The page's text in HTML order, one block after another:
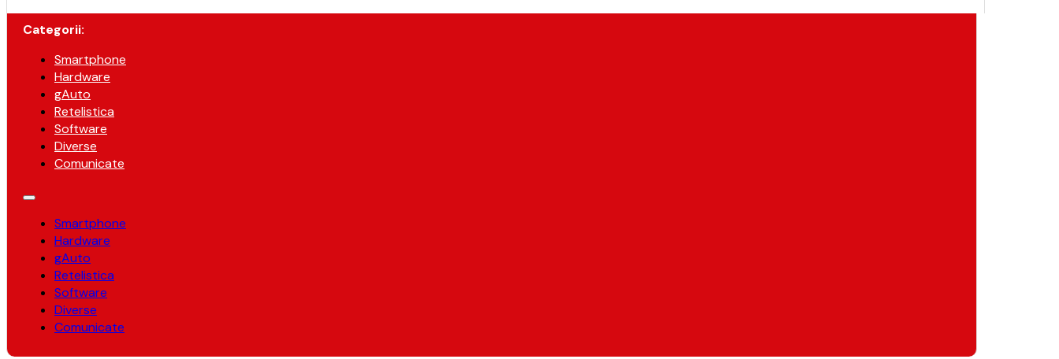
Categorii:
Smartphone
Hardware
gAuto
Retelistica
Software
Diverse
Comunicate
Smartphone
Hardware
gAuto
Retelistica
Software
Diverse
Comunicate